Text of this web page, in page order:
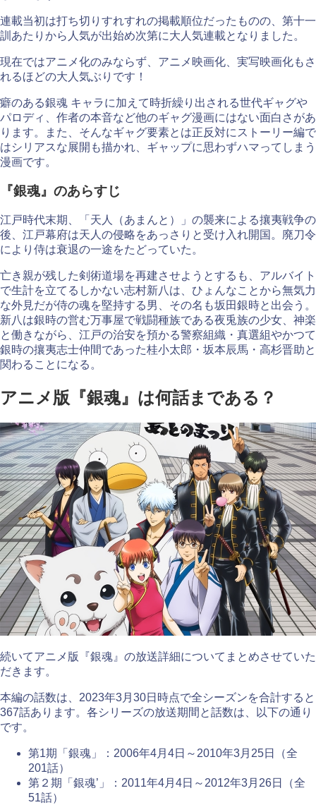
連載当初は打ち切りすれすれの掲載順位だったものの、第十一
訓あたりから人気が出始め次第に大人気連載となりました。
現在ではアニメ化のみならず、アニメ映画化、実写映画化もさ
れるほどの大人気ぶりです！
癖のある銀魂 キャラに加えて時折繰り出される世代ギャグや
パロディ、作者の本音など他のギャグ漫画にはない面白さがあ
ります。また、そんなギャグ要素とは正反対にストーリー編で
はシリアスな展開も描かれ、ギャップに思わずハマってしまう
漫画です。
『銀魂』のあらすじ
江戸時代末期、「天人（あまんと）」の襲来による攘夷戦争の
後、江戸幕府は天人の侵略をあっさりと受け入れ開国。廃刀令
により侍は衰退の一途をたどっていた。
亡き親が残した剣術道場を再建させようとするも、アルバイト
で生計を立てるしかない志村新八は、ひょんなことから無気力
な外見だが侍の魂を堅持する男、その名も坂田銀時と出会う。
新八は銀時の営む万事屋で戦闘種族である夜兎族の少女、神楽
と働きながら、江戸の治安を預かる警察組織・真選組やかつて
銀時の攘夷志士仲間であった桂小太郎・坂本辰馬・高杉晋助と
関わることになる。
アニメ版『銀魂』は何話まである？
続いてアニメ版『銀魂』の放送詳細についてまとめさせていた
だきます。
本編の話数は、2023年3月30日時点で全シーズンを合計すると
367話あります。各シリーズの放送期間と話数は、以下の通り
です。
第1期「銀魂」：2006年4月4日～2010年3月25日（全
201話）
第２期「銀魂’」：2011年4月4日～2012年3月26日（全
51話）